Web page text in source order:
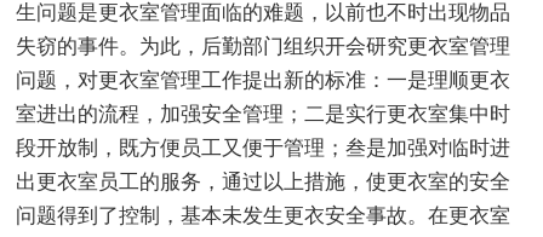
生问题是更衣室管理面临的难题，以前也不时出现物品
失窃的事件。为此，后勤部门组织开会研究更衣室管理
问题，对更衣室管理工作提出新的标准：一是理顺更衣
室进出的流程，加强安全管理；二是实行更衣室集中时
段开放制，既方便员工又便于管理；叁是加强对临时进
出更衣室员工的服务，通过以上措施，使更衣室的安全
问题得到了控制，基本未发生更衣安全事故。在更衣室